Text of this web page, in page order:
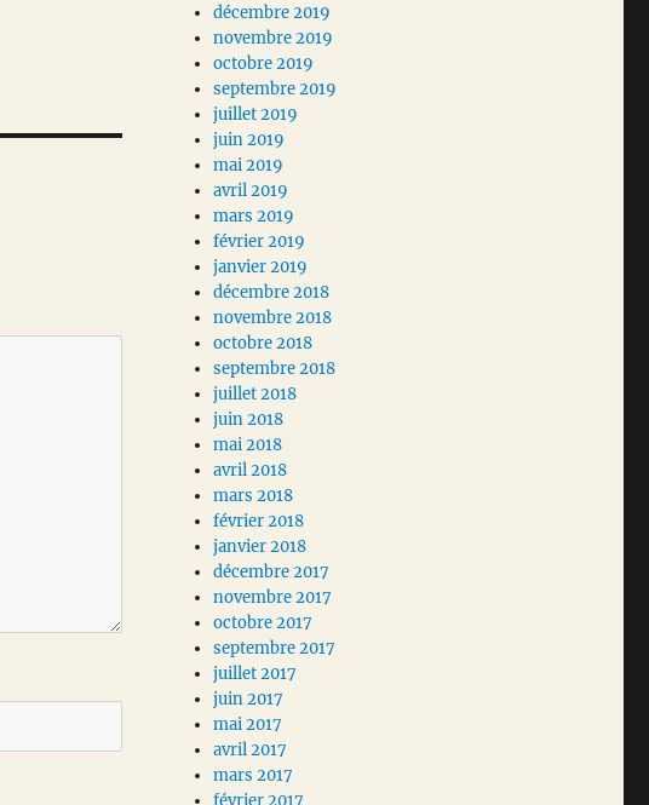
décembre 2019
novembre 2019
octobre 2019
septembre 2019
juillet 2019
juin 2019
mai 2019
avril 2019
mars 2019
février 2019
janvier 2019
décembre 2018
novembre 2018
octobre 2018
septembre 2018
juillet 2018
juin 2018
mai 2018
avril 2018
mars 2018
février 2018
janvier 2018
décembre 2017
novembre 2017
octobre 2017
septembre 2017
juillet 2017
juin 2017
mai 2017
avril 2017
mars 2017
février 2017